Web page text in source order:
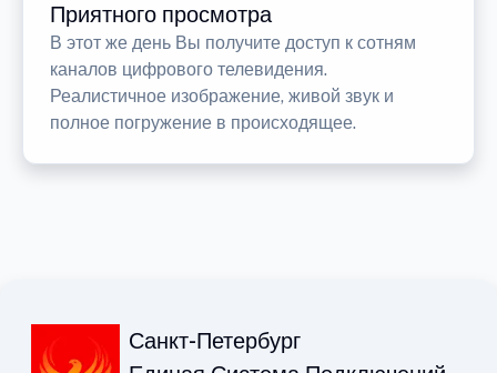
Приятного просмотра
В этот же день Вы получите доступ к сотням
каналов цифрового телевидения.
Реалистичное изображение, живой звук и
полное погружение в происходящее.
Санкт-Петербург